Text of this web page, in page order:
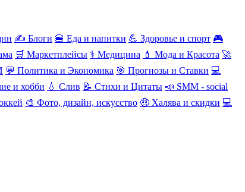
✍️ Блоги 🍔 Еда и напитки 💪 Здоровье и спорт 🎮
🛒 Маркетплейсы ⚕️ Медицина 💄 Мода и Красота 🚀
💬 Политика и Экономика 🎯 Прогнозы и Ставки 💻
и хобби 💧 Слив 📝 Стихи и Цитаты 📣 SMM - social
🎨 Фото, дизайн, искусство 🤑 Халява и скидки 💻